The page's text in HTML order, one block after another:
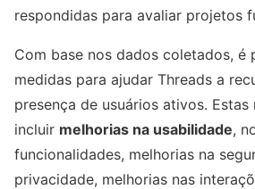
respondidas para avaliar projetos
Com base nos dados coletados, é
medidas para ajudar Threads a
presença de usuários ativos.
incluir melhorias na usabilidade,
funcionalidades, melhorias na
privacidade, melhorias nas